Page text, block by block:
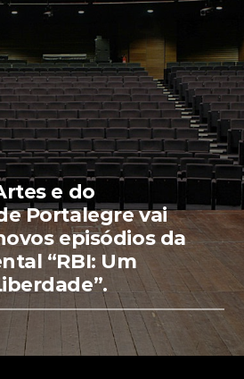
e do
Portalegre vai
episódios da
“RBI: Um